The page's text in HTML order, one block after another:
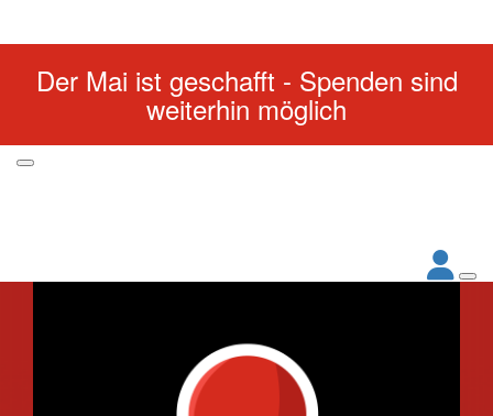
Der Mai ist geschafft - Spenden sind
weiterhin möglich